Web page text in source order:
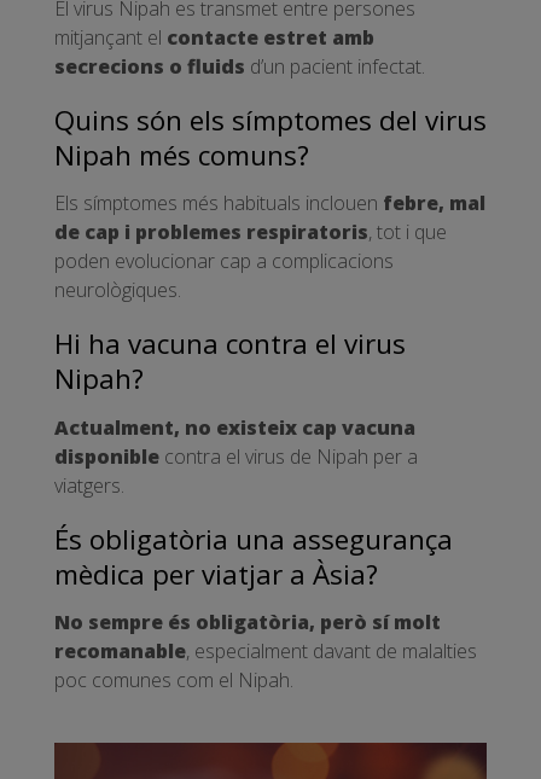
El virus Nipah es transmet entre persones
mitjançant el contacte estret amb
secrecions o fluids d’un pacient infectat.
Quins són els símptomes del virus
Nipah més comuns?
Els símptomes més habituals inclouen febre, mal
de cap i problemes respiratoris, tot i que
poden evolucionar cap a complicacions
neurològiques.
Hi ha vacuna contra el virus
Nipah?
Actualment, no existeix cap vacuna
disponible contra el virus de Nipah per a
viatgers.
És obligatòria una assegurança
mèdica per viatjar a Àsia?
No sempre és obligatòria, però sí molt
recomanable, especialment davant de malalties
poc comunes com el Nipah.